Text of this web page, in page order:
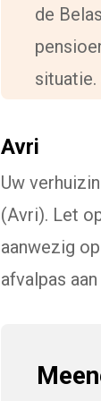
de
situatie.
Avri
Uw
(Avri). Let
aanwezig
afvalpas